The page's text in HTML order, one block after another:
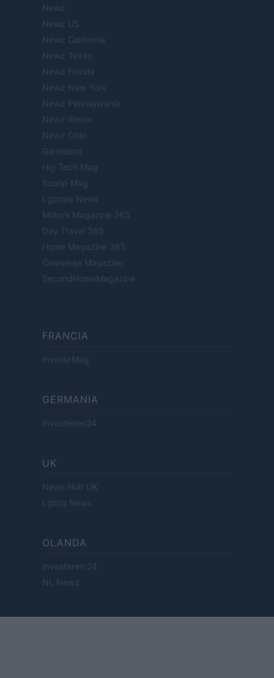
Newz
Newz US
Newz California
Newz Texas
Newz Florida
Newz New York
Newz Pennsylvania
Newz Illinois
Newz Ohio
Gameland
Hig Tech Mag
Scoop Mag
Lgbtqia News
Motors Magazine 365
Day Travel 365
Home Magazine 365
Cineverse Magazine
SecondHomeMagazine
FRANCIA
InvestirMag
GERMANIA
Investieren24
UK
News Hub UK
Lgbtq News
OLANDA
Investeren 24
NL Newz